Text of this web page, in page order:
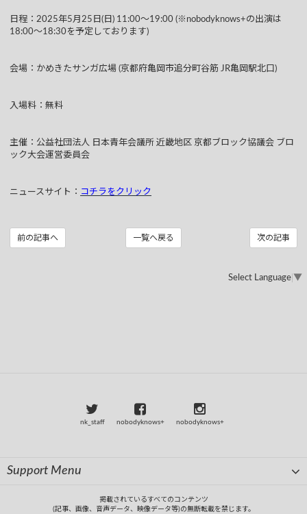
日程：2025年5月25日(日) 11:00〜19:00 (※nobodyknows+の出演は
18:00〜18:30を予定しております)
会場：かめきたサンガ広場 (京都府亀岡市追分町谷筋 JR亀岡駅北口)
入場料：無料
主催：公益社団法人 日本青年会議所 近畿地区 京都ブロック協議会 ブロ
ック大会運営委員会
ニュースサイト： コチラをクリック
次の記事
一覧へ戻る
前の記事へ
Select Language ▼
nk_staff nobodyknows+ nobodyknows+
Support Menu
掲載されているすべてのコンテンツ
(記事、画像、音声データ、映像データ等)の無断転載を禁じます。